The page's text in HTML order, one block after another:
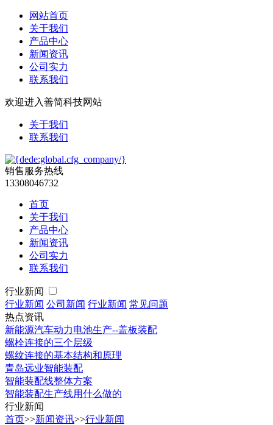
网站首页
关于我们
产品中心
新闻资讯
公司实力
联系我们
欢迎进入善简科技网站
关于我们
联系我们
销售服务热线
13308046732
首页
关于我们
产品中心
新闻资讯
公司实力
联系我们
行业新闻
行业新闻 公司新闻 行业新闻 常见问题
热点资讯
新能源汽车动力电池生产--盖板装配
螺栓连接的三个层级
螺纹连接的基本结构和原理
青岛远业智能装配
智能装配线整体方案
智能装配生产线用什么做的
行业新闻
首页>>新闻资讯>>行业新闻